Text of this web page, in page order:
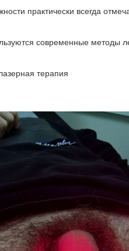
практически всегда
современные методы
терапия